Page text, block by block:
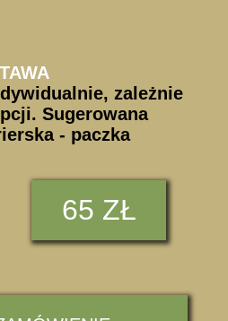
zależnie
Sugerowana
- paczka
65 ZŁ